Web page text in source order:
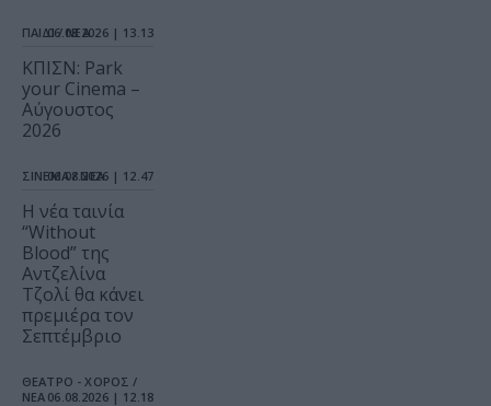
ΠΑΙΔΙ / ΝΕΑ
06.08.2026 | 13.13
ΚΠΙΣΝ: Park
your Cinema –
Αύγουστος
2026
ΣΙΝΕΜΑ / ΝΕΑ
06.08.2026 | 12.47
Η νέα ταινία
“Without
Blood” της
Αντζελίνα
Τζολί θα κάνει
πρεμιέρα τον
Σεπτέμβριο
ΘΕΑΤΡΟ - ΧΟΡΟΣ /
ΝΕΑ 06.08.2026 | 12.18